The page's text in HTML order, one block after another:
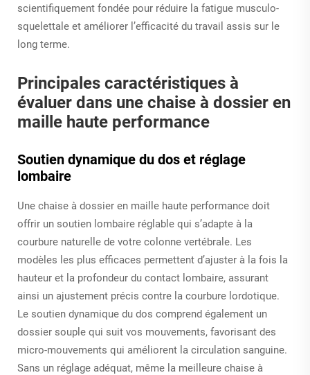
scientifiquement fondée pour réduire la fatigue musculo-
squelettale et améliorer l’efficacité du travail assis sur le
long terme.
Principales caractéristiques à
évaluer dans une chaise à dossier en
maille haute performance
Soutien dynamique du dos et réglage
lombaire
Une chaise à dossier en maille haute performance doit
offrir un soutien lombaire réglable qui s’adapte à la
courbure naturelle de votre colonne vertébrale. Les
modèles les plus efficaces permettent d’ajuster à la fois la
hauteur et la profondeur du contact lombaire, assurant
ainsi un ajustement précis contre la courbure lordotique.
Le soutien dynamique du dos comprend également un
dossier souple qui suit vos mouvements, favorisant des
micro-mouvements qui améliorent la circulation sanguine.
Sans un réglage adéquat, même la meilleure chaise à